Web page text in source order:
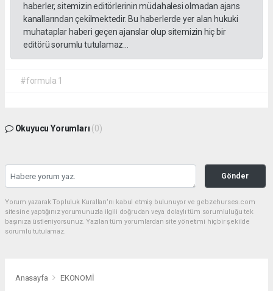
haberler, sitemizin editörlerinin müdahalesi olmadan ajans
kanallarından çekilmektedir. Bu haberlerde yer alan hukuki
muhataplar haberi geçen ajanslar olup sitemizin hiç bir
editörü sorumlu tutulamaz...
#formula 1
Okuyucu Yorumları (0)
Gönder
Yorum yazarak Topluluk Kuralları’nı kabul etmiş bulunuyor ve gebzehurses.com
sitesine yaptığınız yorumunuzla ilgili doğrudan veya dolaylı tüm sorumluluğu tek
başınıza üstleniyorsunuz. Yazılan tüm yorumlardan site yönetimi hiçbir şekilde
sorumlu tutulamaz.
Anasayfa EKONOMİ